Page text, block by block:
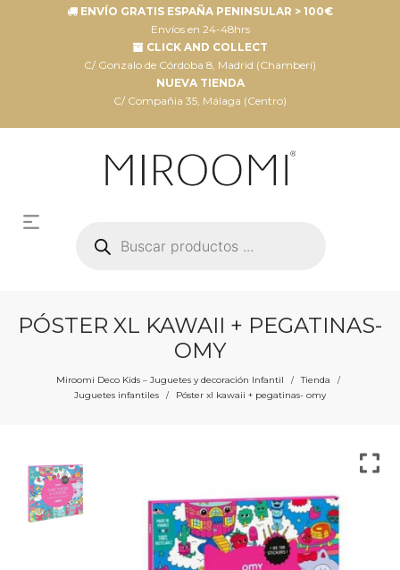
ENVÍO GRATIS ESPAÑA PENINSULAR > 100€
Envíos en 24-48hrs
CLICK AND COLLECT
C/ Gonzalo de Córdoba 8, Madrid (Chamberí)
NUEVA TIENDA
C/ Compañia 35, Málaga (Centro)
productos
PÓSTER XL KAWAII + PEGATINAS-
OMY
Miroomi Deco Kids – Juguetes y decoración Infantil / Tienda /
Juguetes infantiles / Póster xl kawaii + pegatinas- omy